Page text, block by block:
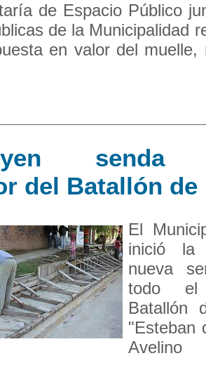
de Espacio Público
de la Municipalidad
en valor del muelle,
senda
del Batallón de
El
inició la
nueva
todo el
Batallón
"Esteban